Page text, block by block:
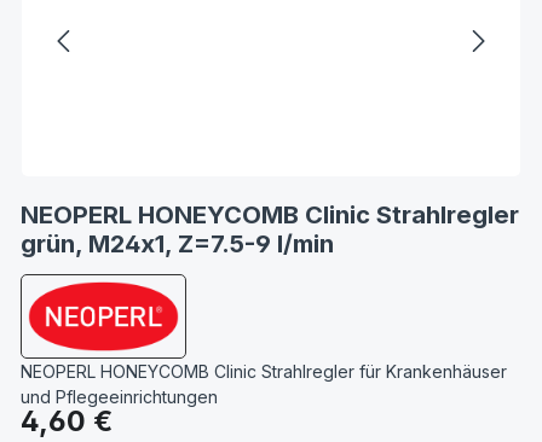
NEOPERL HONEYCOMB Clinic Strahlregler
grün, M24x1, Z=7.5-9 l/min
NEOPERL HONEYCOMB Clinic Strahlregler für Krankenhäuser
und Pflegeeinrichtungen
Regulärer Preis:
4,60 €